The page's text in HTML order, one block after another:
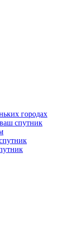
городах
спутник